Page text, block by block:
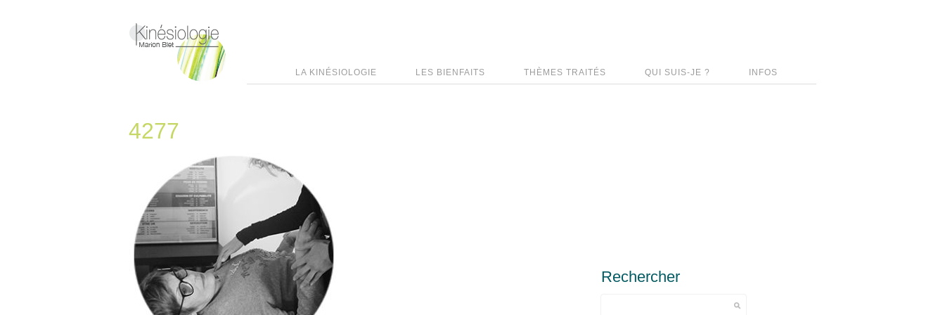
INFOS
QUI SUIS-JE ?
THÈMES TRAITÉS
LES BIENFAITS
LA KINÉSIOLOGIE
4277
Rechercher